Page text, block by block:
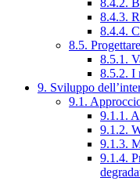
8.4.2.
8.4.3.
8.4.4.
8.5.
8.5.1.
8.5.2. I
9. Sviluppo
9.1.
9.1.1.
9.1.2.
9.1.3.
9.1.4.